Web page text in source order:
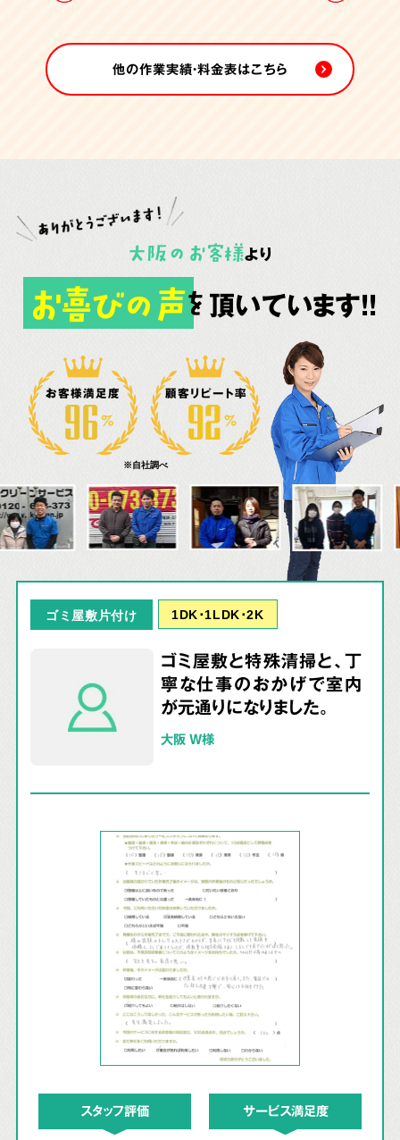
他の作業実績・料金表はこちら
大阪 の お客様より
お喜びの声を 頂いています!!
お客様満足度 顧客リピート率
※自社調べ
ゴミ屋敷片付け 1DK･1LDK･2K
ゴミ屋敷と特殊清掃と、丁
寧な仕事のおかげで室内
が元通りになりました。
大阪 W様
スタッフ評価 サービス満足度